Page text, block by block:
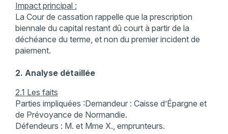
Impact principal :
La Cour de cassation rappelle que la prescription
biennale du capital restant dû court à partir de la
déchéance du terme, et non du premier incident de
paiement.
2. Analyse détaillée
2.1 Les faits
Parties impliquées :Demandeur : Caisse d’Épargne et
de Prévoyance de Normandie.
Défendeurs : M. et Mme X., emprunteurs.